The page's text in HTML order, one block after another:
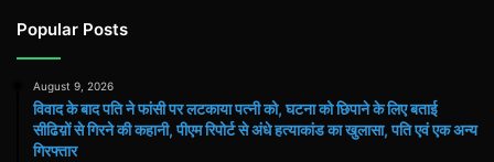
Popular Posts
August 9, 2026
विवाद के बाद पति ने फांसी पर लटकाया पत्नी को, घटना को छिपाने के लिए बताई
सीढिय़ों से गिरने की कहानी, पीएम रिपोर्ट से अंधे हत्याकांड का खुलासा, पति एवं एक अन्य
गिरफ्तार